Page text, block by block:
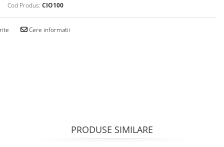
Cod Produs: CIO100
Cere informatii
PRODUSE SIMILARE